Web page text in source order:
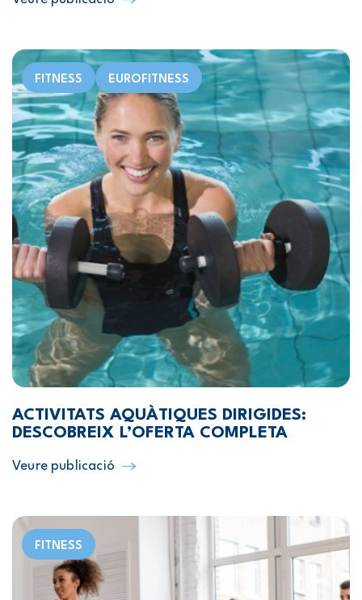
FITNESS EUROFITNESS
ACTIVITATS AQUÀTIQUES DIRIGIDES:
DESCOBREIX L’OFERTA COMPLETA
Veure publicació
FITNESS